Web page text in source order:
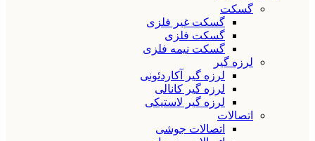
گسکت
گسکت غیر فلزی
گسکت فلزی
گسکت نیمه فلزی
لرزه گیر
لرزه گیر آکاردئونی
لرزه گیر کانالی
لرزه گیر لاستیکی
اتصالات
اتصالات جوشی